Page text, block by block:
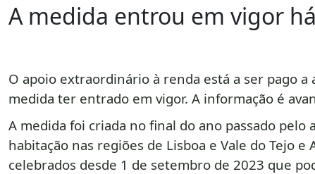
A medida entrou em vigor
O apoio extraordinário à renda está a ser pago a
medida ter entrado em vigor. A informação é
A medida foi criada no final do ano passado pelo
habitação nas regiões de Lisboa e Vale do Tejo
celebrados desde 1 de setembro de 2023 que